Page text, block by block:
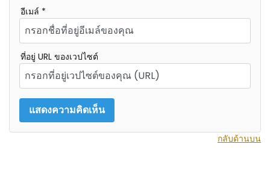
อีเมล์ *
ที่อยู่ URL ของเวปไซต์
กลับด้านบน